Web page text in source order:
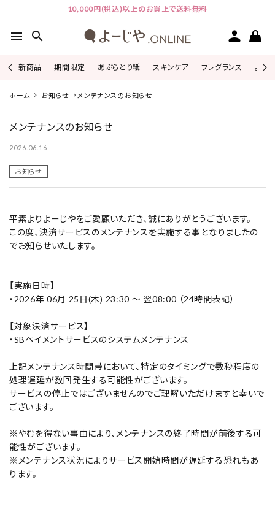
10,000円(税込)以上のお買上で送料無料
menu search
新商品 期間限定 あぶらとり紙 スキンケア フレグランス よじ
ピックアップ
カテゴリーから探す
よーじやについて
特集
お知らせ
ご利用ガイド
企業さま向け窓口
メディアさま向け窓口
店舗情報
ホーム お知らせ メンテナンスのお知らせ
メンテナンスのお知らせ
2026.06.16
お知らせ
平素よりよーじやをご愛顧いただき、誠にありがとうございます。
この度、決済サービスのメンテナンスを実施する事となりましたの
でお知らせいたします。
【実施日時】
・2026年 06月 25日(木) 23:30 ～ 翌08:00 （24時間表記）
【対象決済サービス】
・SBペイメントサービスのシステムメンテナンス
上記メンテナンス時間帯において、特定のタイミングで数秒程度の
処理遅延が数回発生する可能性がございます。
サービスの停止ではございませんのでご理解いただけますと幸いで
ございます。
※やむを得ない事由により、メンテナンスの終了時間が前後する可
能性がございます。
※メンテナンス状況によりサービス開始時間が遅延する恐れもあ
ります。